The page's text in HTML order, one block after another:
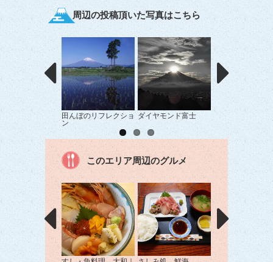
周辺の投稿頂いた写真はこちら
田んぼのリフレクショ
ン
ダイヤモンド富士 富士山へ続く道
このエリア周辺のグルメ